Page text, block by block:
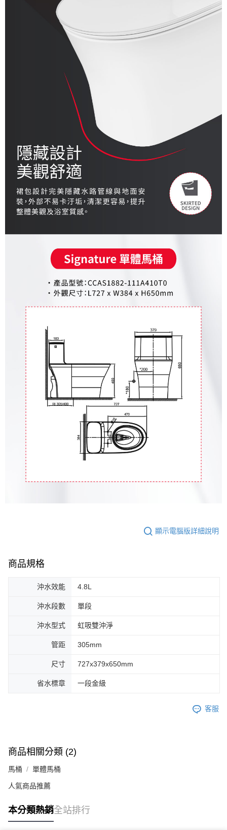
顯示電腦版詳細說明
商品規格
沖水效能 4.8L
沖水段數 單段
沖水型式 虹吸雙沖淨
管距 305mm
尺寸 727x379x650mm
省水標章 一段金級
客服
商品相關分類 (2)
馬桶 單體馬桶
人氣商品推薦
本分類熱銷全站排行